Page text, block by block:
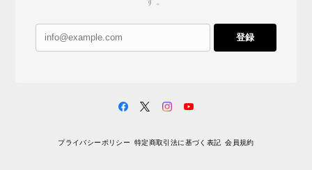
登録
プライバシーポリシー 特定商取引法に基づく表記 会員規約